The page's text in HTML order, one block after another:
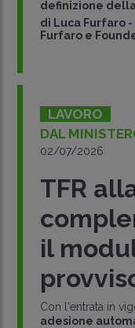
definizione
di Luca Furfaro -
Furfaro e
LAVORO
DAL
02/07/2026
TFR
il
Con l'entrata in
adesione